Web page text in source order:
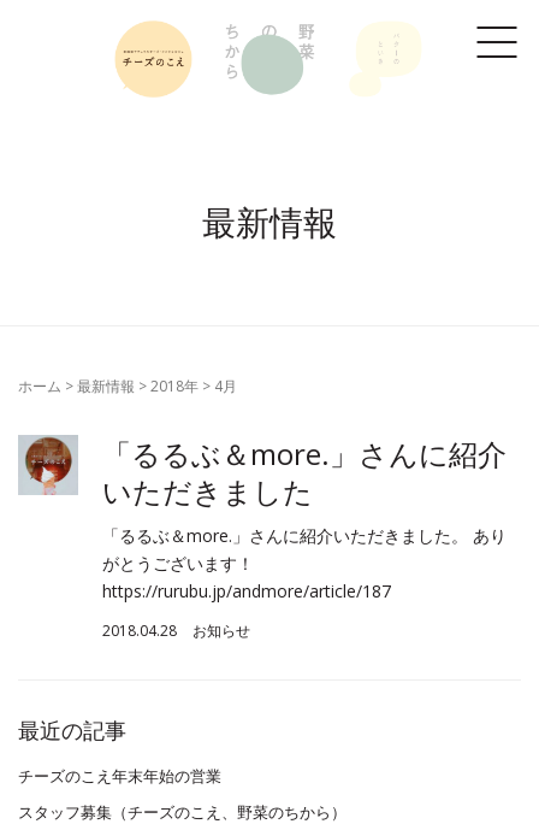
最新情報
ホーム >最新情報 >2018年 > 4月
「るるぶ＆more.」さんに紹介
いただきました
「るるぶ＆more.」さんに紹介いただきました。 あり
がとうございます！
https://rurubu.jp/andmore/article/187
2018.04.28 お知らせ
最近の記事
チーズのこえ年末年始の営業
スタッフ募集（チーズのこえ、野菜のちから）